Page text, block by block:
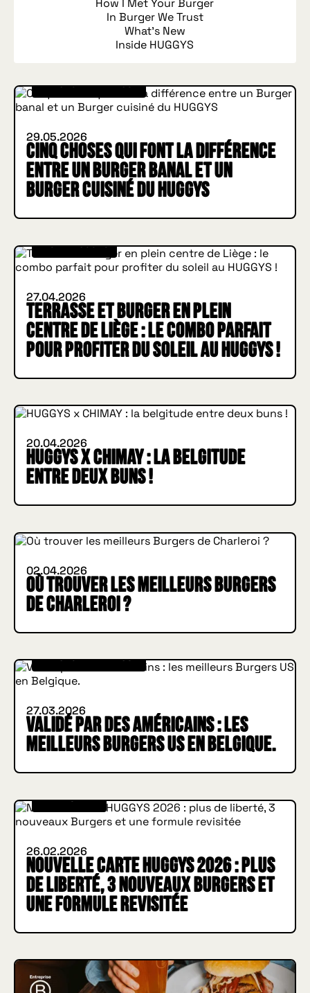
In Burger We Trust
What's New
Inside HUGGYS
IN BURGER WE TRUST
29.05.2026
Cinq choses qui font la différence
entre un Burger banal et un
Burger cuisiné du HUGGYS
INSIDE HUGGYS
27.04.2026
Terrasse et Burger en plein
centre de Liège : le combo parfait
pour profiter du soleil au HUGGYS !
20.04.2026
HUGGYS x CHIMAY : la belgitude
entre deux buns !
02.04.2026
Où trouver les meilleurs Burgers
de Charleroi ?
IN BURGER WE TRUST
27.03.2026
Validé par des Américains : les
meilleurs Burgers US en Belgique.
WHAT'S NEW
26.02.2026
Nouvelle carte HUGGYS 2026 : plus
de liberté, 3 nouveaux Burgers et
une formule revisitée